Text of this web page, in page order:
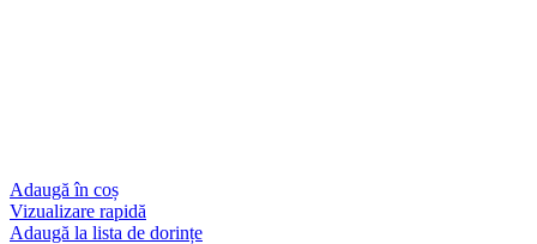
Adaugă în coș
Vizualizare rapidă
Adaugă la lista de dorințe